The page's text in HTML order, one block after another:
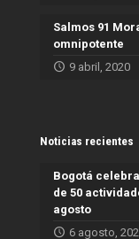
Salmos 91
omnipotente
9 abril, 2020
Noticias recientes
Bogotá
de 50
agosto
6 agosto,